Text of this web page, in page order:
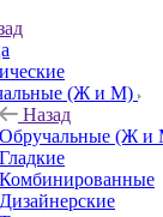
(Ж и М)
Назад
Обручальные (Ж и
Гладкие
Комбинированные
Дизайнерские